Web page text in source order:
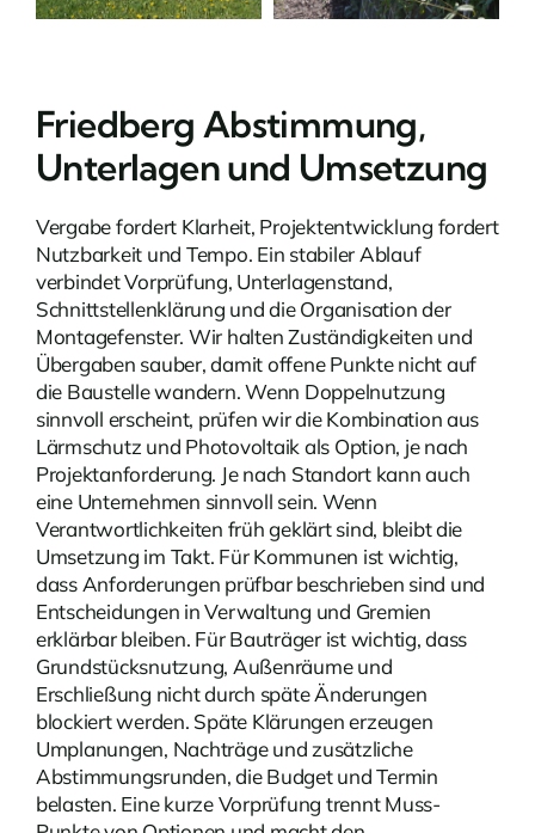
Friedberg Abstimmung,
Unterlagen und Umsetzung
Vergabe fordert Klarheit, Projektentwicklung fordert
Nutzbarkeit und Tempo. Ein stabiler Ablauf
verbindet Vorprüfung, Unterlagenstand,
Schnittstellenklärung und die Organisation der
Montagefenster. Wir halten Zuständigkeiten und
Übergaben sauber, damit offene Punkte nicht auf
die Baustelle wandern. Wenn Doppelnutzung
sinnvoll erscheint, prüfen wir die Kombination aus
Lärmschutz und Photovoltaik als Option, je nach
Projektanforderung. Je nach Standort kann auch
eine Unternehmen sinnvoll sein. Wenn
Verantwortlichkeiten früh geklärt sind, bleibt die
Umsetzung im Takt. Für Kommunen ist wichtig,
dass Anforderungen prüfbar beschrieben sind und
Entscheidungen in Verwaltung und Gremien
erklärbar bleiben. Für Bauträger ist wichtig, dass
Grundstücksnutzung, Außenräume und
Erschließung nicht durch späte Änderungen
blockiert werden. Späte Klärungen erzeugen
Umplanungen, Nachträge und zusätzliche
Abstimmungsrunden, die Budget und Termin
belasten. Eine kurze Vorprüfung trennt Muss-